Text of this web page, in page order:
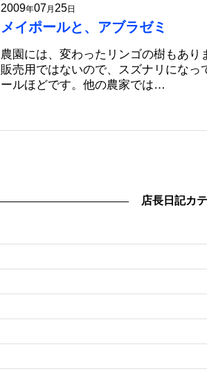
2009年07月 25日
メイポールと、アブラゼミ
農園には、変わったリンゴの樹もあり
販売用ではないので、スズナリにな
ールほどです。他の農家では…
店長日記カ